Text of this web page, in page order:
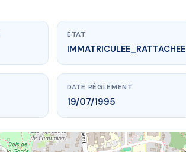
ÉTAT
IMMATRICULEE_RATTACHEE
DATE RÈGLEMENT
19/07/1995